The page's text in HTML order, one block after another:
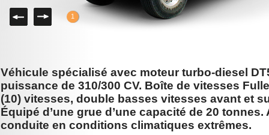
Droite1
Véhicule spécialisé avec moteur turbo-diesel
puissance de 310/300 CV. Boîte de vitesses
(10) vitesses, double basses vitesses avant et
Équipé d’une grue d’une capacité de 20 tonnes.
conduite en conditions climatiques extrêmes.